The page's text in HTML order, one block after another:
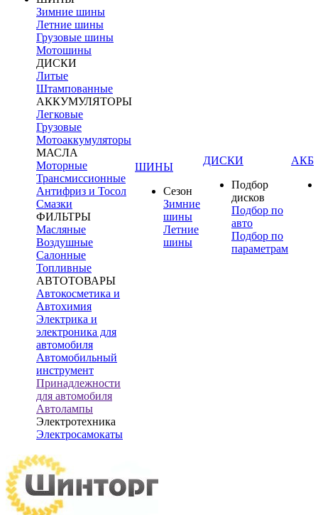
Зимние шины
Летние шины
Грузовые шины
Мотошины
ДИСКИ
Литые
Штампованные
АККУМУЛЯТОРЫ
Легковые
Грузовые
Мотоаккумуляторы
МАСЛА
Моторные
Трансмиссионные
Антифриз и Тосол
Смазки
ФИЛЬТРЫ
Масляные
Воздушные
Салонные
Топливные
АВТОТОВАРЫ
Автокосметика и
Автохимия
Электрика и
электроника для
автомобиля
Автомобильный
инструмент
Принадлежности
для автомобиля
Автолампы
Электротехника
Электросамокаты
ШИНЫ
Сезон
Зимние
шины
Летние
шины
ДИСКИ
Подбор
дисков
Подбор по
авто
Подбор по
параметрам
АКБ